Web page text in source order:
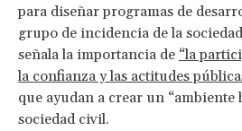
para diseñar programas de
grupo de incidencia de la
señala la importancia de “la
la confianza y las actitudes
que ayudan a crear un “ambiente
sociedad civil.